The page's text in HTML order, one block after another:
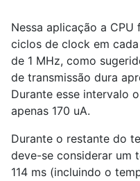
Nessa aplicação a
ciclos de clock em
de 1 MHz, como
de transmissão dura
Durante esse intervalo
apenas 170 uA.
Durante o restante do
deve-se considerar um
114 ms (incluindo o